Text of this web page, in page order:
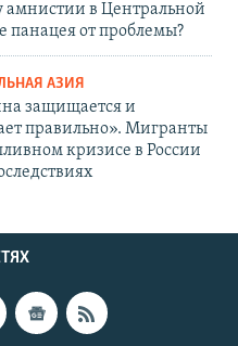
амнистии в Центральной
панацея от проблемы?
АЗИЯ
защищается и
правильно». Мигранты
кризисе в России